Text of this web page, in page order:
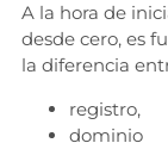
A la hora de
desde cero, es
la diferencia
registro,
dominio